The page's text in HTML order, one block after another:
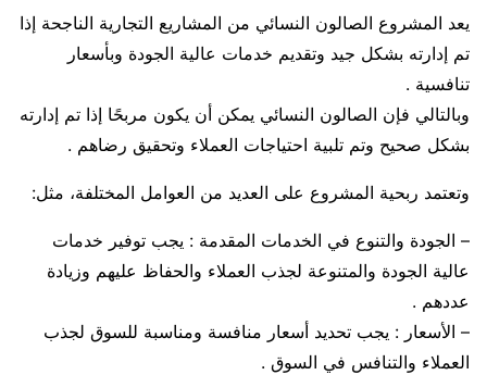
يعد المشروع الصالون النسائي من المشاريع التجارية الناجحة إذا
تم إدارته بشكل جيد وتقديم خدمات عالية الجودة وبأسعار
تنافسية .
وبالتالي فإن الصالون النسائي يمكن أن يكون مربحًا إذا تم إدارته
بشكل صحيح وتم تلبية احتياجات العملاء وتحقيق رضاهم .
وتعتمد ربحية المشروع على العديد من العوامل المختلفة، مثل:
– الجودة والتنوع في الخدمات المقدمة : يجب توفير خدمات
عالية الجودة والمتنوعة لجذب العملاء والحفاظ عليهم وزيادة
عددهم .
– الأسعار : يجب تحديد أسعار منافسة ومناسبة للسوق لجذب
العملاء والتنافس في السوق .